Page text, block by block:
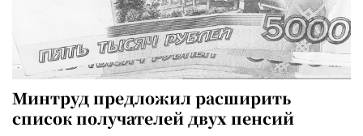
Минтруд предложил расширить
список получателей двух пенсий